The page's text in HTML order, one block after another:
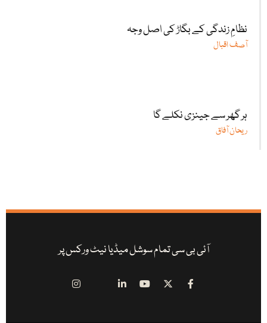
نظامِ زندگی کے بگاڑ کی اصل وجہ
آصف اقبال
ہر گھر سے جینزی نکلے گا
ریحان آفاق
آئی بی سی تمام سوشل میڈیا نیٹ ورکس پر